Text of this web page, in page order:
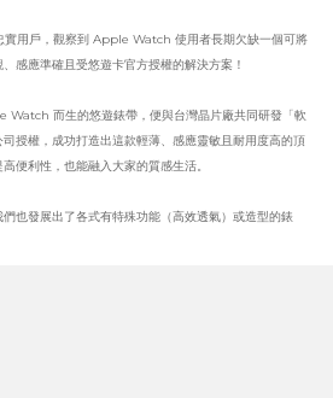
用戶，觀察到 Apple Watch 使用者長期欠缺一個可將
感應準確且受悠遊卡官方授權的解決方案！
Watch 而生的悠遊錶帶，便與台灣晶片廠共同研發「軟
授權，成功打造出這款輕薄、感應靈敏且耐用度高的頂
便利性，也能融入大家的質感生活。
也發展出了各式有特殊功能（高效透氣）或造型的錶